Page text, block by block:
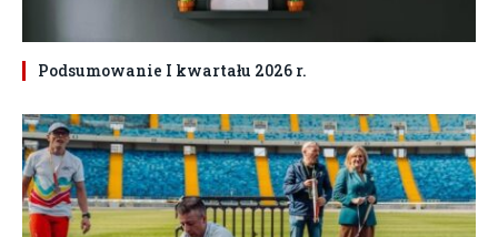
Podsumowanie I kwartału 2026 r.